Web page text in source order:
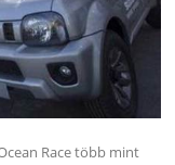
Race több mint